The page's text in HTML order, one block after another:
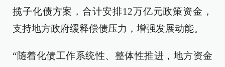
揽子化债方案，合计安排12万亿元政策资金，
支持地方政府缓释偿债压力，增强发展动能。
“随着化债工作系统性、整体性推进，地方资金